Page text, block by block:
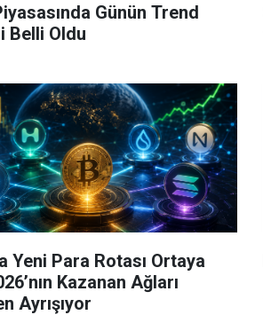
Günün Trend
Belli Oldu
Yeni Para Rotası Ortaya
Kazanan Ağları
Ayrışıyor